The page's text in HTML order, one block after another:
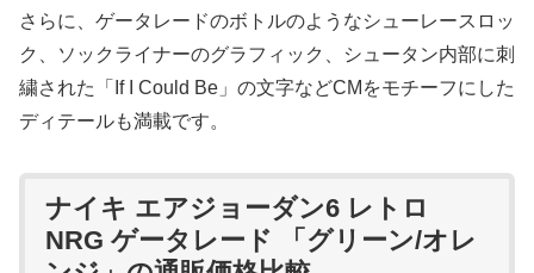
さらに、ゲータレードのボトルのようなシューレースロッ
ク、ソックライナーのグラフィック、シュータン内部に刺
繍された「If I Could Be」の文字などCMをモチーフにした
ディテールも満載です。
ナイキ エアジョーダン6 レトロ
NRG ゲータレード 「グリーン/オレ